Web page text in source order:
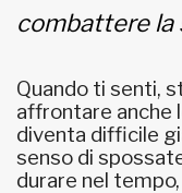
Fondato e diretto da
Imbonati, 89 20159
Informativa sulla
combattere la
Quando ti senti,
affrontare anche
diventa difficile
senso di
durare nel